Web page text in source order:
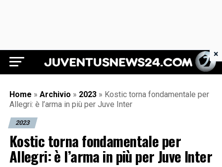
Juventus News 24
Home » Archivio » 2023 » Kostic torna fondamentale per
Allegri: è l’arma in più per Juve Inter
2023
Kostic torna fondamentale per
Allegri: è l’arma in più per Juve Inter
×